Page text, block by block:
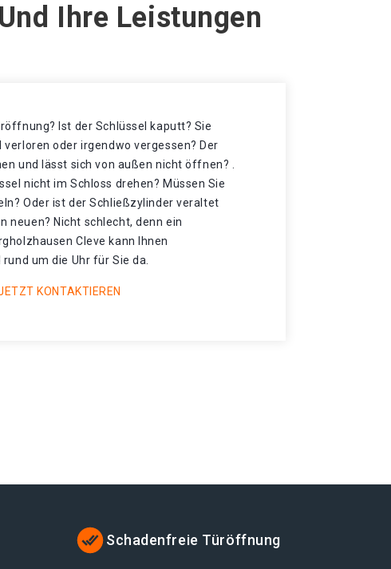
Ihre Leistungen
Ist der Schlüssel kaputt? Sie
verloren oder irgendwo vergessen? Der
und lässt sich von außen nicht öffnen? .
nicht im Schloss drehen? Müssen Sie
Oder ist der Schließzylinder veraltet
neuen? Nicht schlecht, denn ein
Cleve kann Ihnen
um die Uhr für Sie da.
KONTAKTIEREN
Schadenfreie Türöffnung